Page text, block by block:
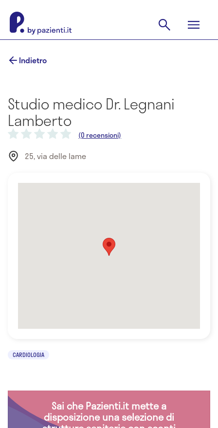
Indietro
Studio medico Dr. Legnani
Lamberto
(0 recensioni)
25, via delle lame
CARDIOLOGIA
Sai che Pazienti.it mette a
disposizione una selezione di